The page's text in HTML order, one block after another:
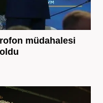
müdahalesi